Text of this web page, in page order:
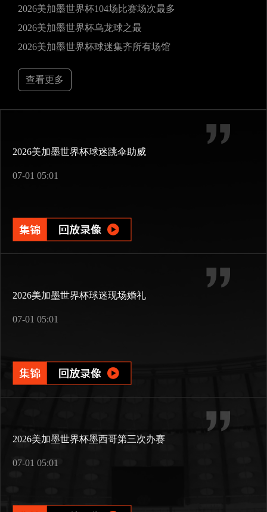
2026美加墨世界杯104场比赛场次最多
2026美加墨世界杯乌龙球之最
2026美加墨世界杯球迷集齐所有场馆
查看更多
2026美加墨世界杯球迷跳伞助威
07-01 05:01
2026美加墨世界杯球迷现场婚礼
07-01 05:01
2026美加墨世界杯墨西哥第三次办赛
07-01 05:01